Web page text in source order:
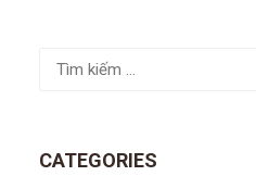
Tìm
CATEGORIES